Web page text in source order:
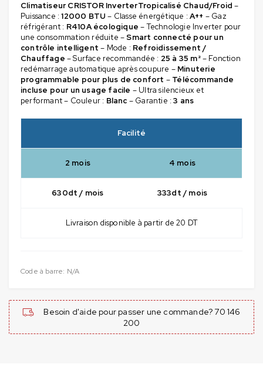
Climatiseur CRISTOR InverterTropicalisé Chaud/Froid –
Puissance :12000 BTU – Classe énergétique :A++ – Gaz
réfrigérant : R410A écologique – Technologie Inverter pour
une consommation réduite –Smart connecté pour un
contrôle intelligent – Mode : Refroidissement /
Chauffage – Surface recommandée : 25 à 35 m²– Fonction
redémarrage automatique après coupure – Minuterie
programmable pour plus de confort – Télécommande
incluse pour un usage facile – Ultra silencieux et
performant – Couleur : Blanc – Garantie :3 ans
Facilité
2 mois 4 mois
630dt / mois 333dt / mois
Livraison disponible à partir de 20 DT
Code à barre: N/A
Besoin d'aide pour passer une commande? 70 146
200